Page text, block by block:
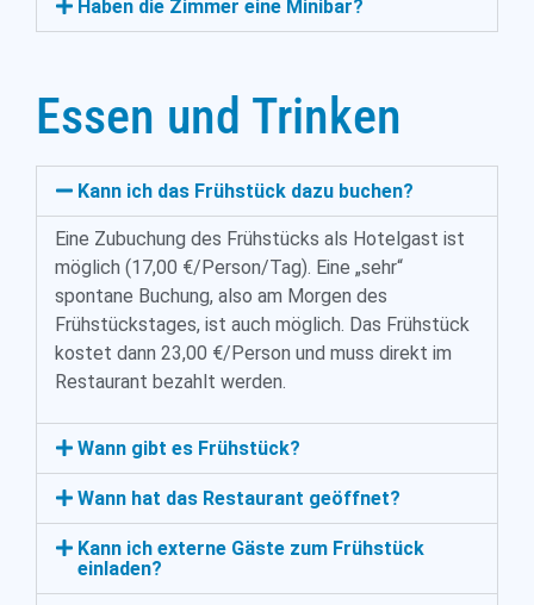
Haben die Zimmer eine Minibar?
Essen und Trinken
Kann ich das Frühstück dazu buchen?
Eine Zubuchung des Frühstücks als Hotelgast ist
möglich (17,00 €/Person/Tag). Eine „sehr“
spontane Buchung, also am Morgen des
Frühstückstages, ist auch möglich. Das Frühstück
kostet dann 23,00 €/Person und muss direkt im
Restaurant bezahlt werden.
Wann gibt es Frühstück?
Wann hat das Restaurant geöffnet?
Kann ich externe Gäste zum Frühstück
einladen?